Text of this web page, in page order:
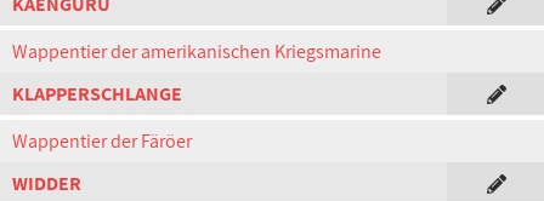
Wappentier der amerikanischen Kriegsmarine
KLAPPERSCHLANGE
Wappentier der Färöer
WIDDER